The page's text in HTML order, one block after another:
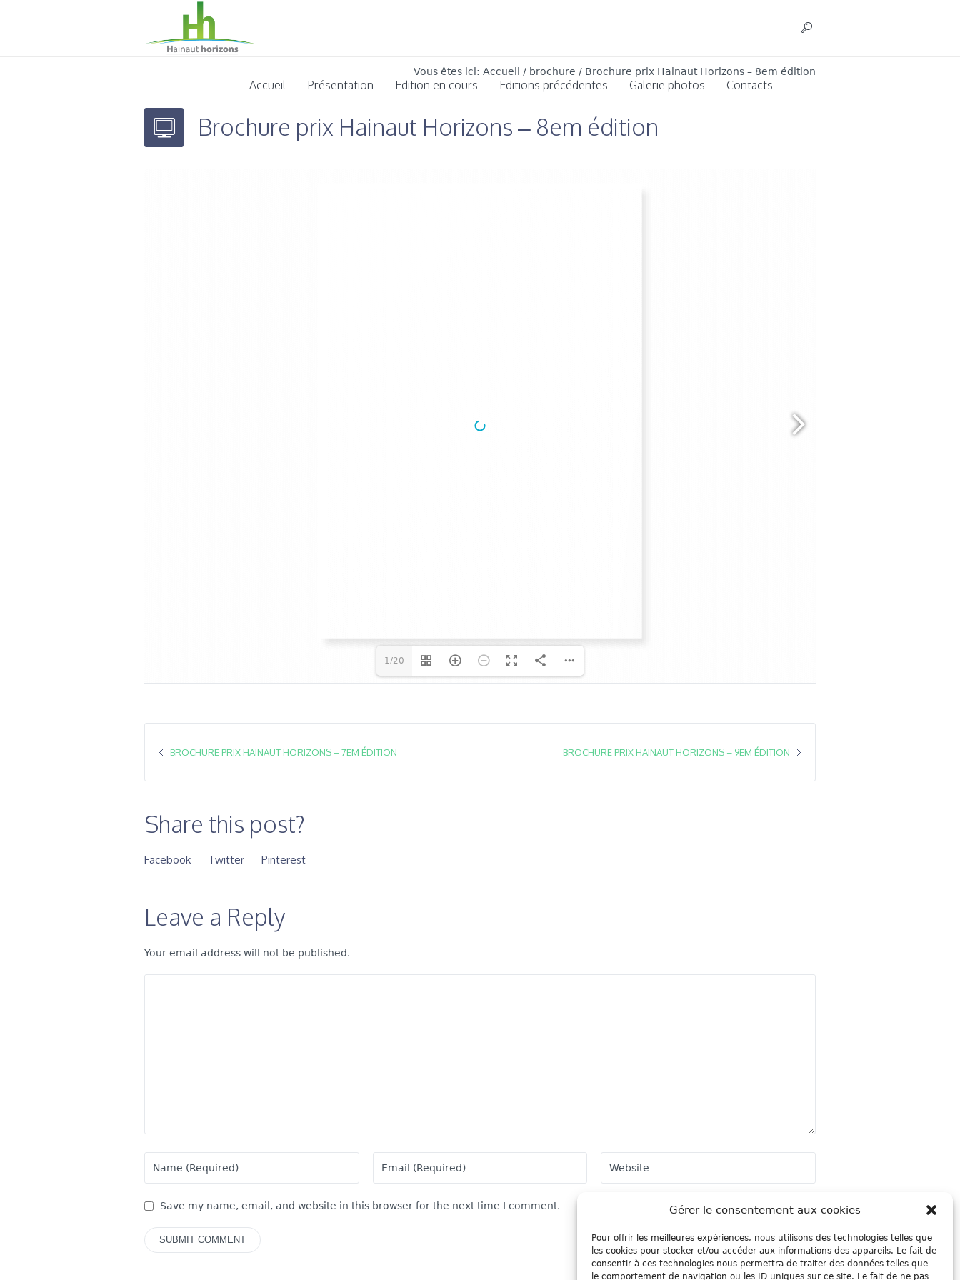
Gérer le consentement aux cookies
Pour offrir les meilleures expériences, nous utilisons des technologies telles que
les cookies pour stocker et/ou accéder aux informations des appareils. Le fait de
consentir à ces technologies nous permettra de traiter des données telles que
le comportement de navigation ou les ID uniques sur ce site. Le fait de ne pas
Accueil Présentation Edition en cours Editions précédentes Galerie photos Contacts
Vous êtes ici: Accueil / brochure / Brochure prix Hainaut Horizons – 8em édition
Brochure prix Hainaut Horizons – 8em édition
1/20
BROCHURE PRIX HAINAUT HORIZONS – 9EM ÉDITION
BROCHURE PRIX HAINAUT HORIZONS – 7EM ÉDITION
Share this post?
Facebook Twitter Pinterest
Leave a Reply
Your email address will not be published.
Save my name, email, and website in this browser for the next time I comment.